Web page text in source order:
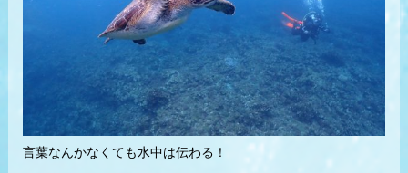
言葉なんかなくても水中は伝わる！